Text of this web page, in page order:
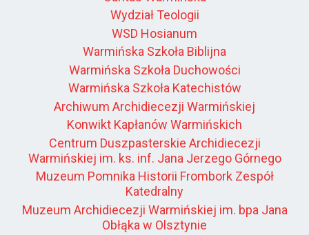
Wydział Teologii
WSD Hosianum
Warmińska Szkoła Biblijna
Warmińska Szkoła Duchowości
Warmińska Szkoła Katechistów
Archiwum Archidiecezji Warmińskiej
Konwikt Kapłanów Warmińskich
Centrum Duszpasterskie Archidiecezji
Warmińskiej im. ks. inf. Jana Jerzego Górnego
Muzeum Pomnika Historii Frombork Zespół
Katedralny
Muzeum Archidiecezji Warmińskiej im. bpa Jana
Obłąka w Olsztynie